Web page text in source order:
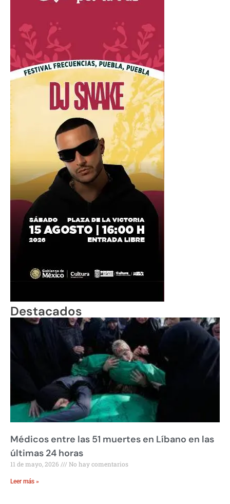
Destacados
Médicos entre las 51 muertes en Líbano en las
últimas 24 horas
11 de mayo, 2026 No hay comentarios
Leer más »